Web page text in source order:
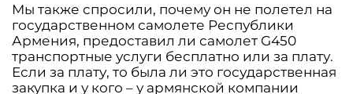
Мы также спросили, почему он не полетел на
государственном самолете Республики
Армения, предоставил ли самолет G450
транспортные услуги бесплатно или за плату.
Если за плату, то была ли это государственная
закупка и у кого – у армянской компании